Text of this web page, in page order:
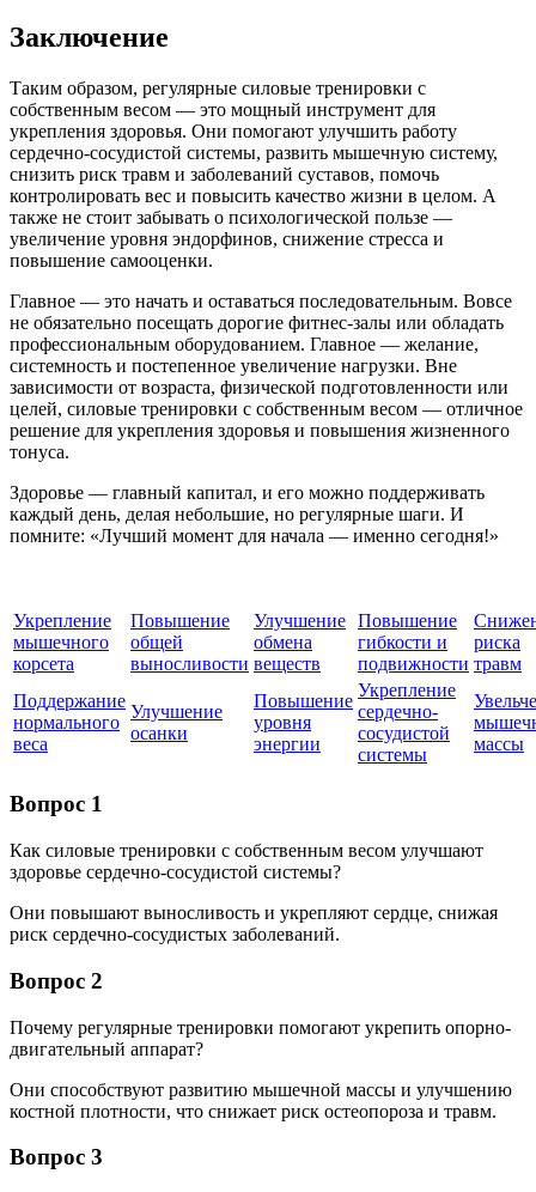
Заключение
Таким образом, регулярные силовые тренировки с
собственным весом — это мощный инструмент для
укрепления здоровья. Они помогают улучшить работу
сердечно-сосудистой системы, развить мышечную систему,
снизить риск травм и заболеваний суставов, помочь
контролировать вес и повысить качество жизни в целом. А
также не стоит забывать о психологической пользе —
увеличение уровня эндорфинов, снижение стресса и
повышение самооценки.
Главное — это начать и оставаться последовательным. Вовсе
не обязательно посещать дорогие фитнес-залы или обладать
профессиональным оборудованием. Главное — желание,
системность и постепенное увеличение нагрузки. Вне
зависимости от возраста, физической подготовленности или
целей, силовые тренировки с собственным весом — отличное
решение для укрепления здоровья и повышения жизненного
тонуса.
Здоровье — главный капитал, и его можно поддерживать
каждый день, делая небольшие, но регулярные шаги. И
помните: «Лучший момент для начала — именно сегодня!»
Укрепление
мышечного
корсета
Повышение
общей
выносливости
Улучшение
обмена
веществ
Повышение
гибкости и
подвижности
риска
травм
Поддержание
нормального
веса
Улучшение
осанки
Повышение
уровня
энергии
Укрепление
сердечно-
сосудистой
системы
массы
Вопрос 1
Как силовые тренировки с собственным весом улучшают
здоровье сердечно-сосудистой системы?
Они повышают выносливость и укрепляют сердце, снижая
риск сердечно-сосудистых заболеваний.
Вопрос 2
Почему регулярные тренировки помогают укрепить опорно-
двигательный аппарат?
Они способствуют развитию мышечной массы и улучшению
костной плотности, что снижает риск остеопороза и травм.
Вопрос 3